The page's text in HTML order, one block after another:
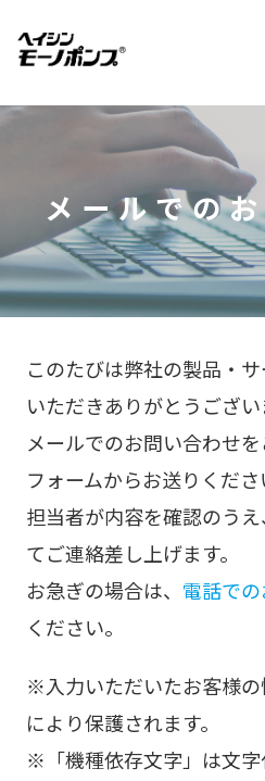
メールでの
このたびは弊社の製品・
いただきありがとうござい
メールでのお問い合わせ
フォームからお送りくださ
担当者が内容を確認のう
てご連絡差し上げます。
お急ぎの場合は、 電話で
ください。
※入力いただいたお客様の
により保護されます。
※「機種依存文字」は文